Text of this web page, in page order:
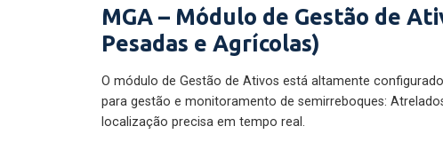
MGA – Módulo de Gestão de
Pesadas e Agrícolas)
O módulo de Gestão de Ativos está altamente
para gestão e monitoramento de semirreboques:
localização precisa em tempo real.